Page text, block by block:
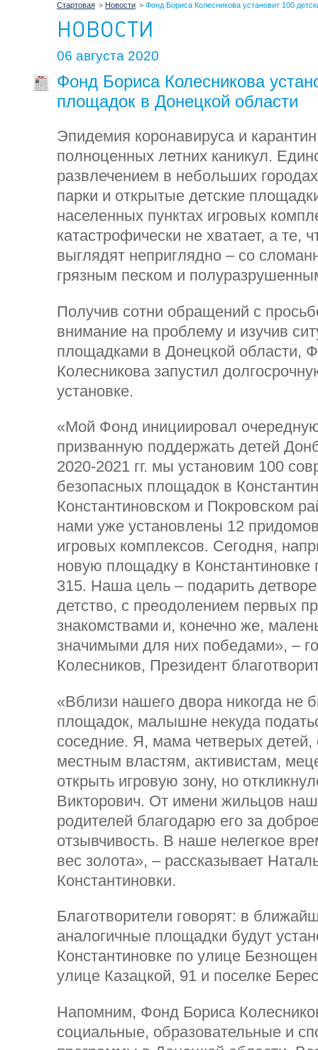
Стартовая Новости Фонд Бориса Колесникова установит 100
НОВОСТИ
06 августа 2020
Фонд Бориса Колесникова
площадок в Донецкой области
Эпидемия коронавируса и
полноценных летних каникул.
развлечением в небольших
парки и открытые детские
населенных пунктах игровых
катастрофически не хватает, а те,
выглядят неприглядно – со
грязным песком и
Получив сотни обращений с
внимание на проблему и изучив
площадками в Донецкой области,
Колесникова запустил
установке.
«Мой Фонд инициировал
призванную поддержать детей
2020-2021 гг. мы установим 100
безопасных площадок в
Константиновском и Покровском
нами уже установлены 12
игровых комплексов. Сегодня,
новую площадку в
315. Наша цель – подарить
детство, с преодолением первых
знакомствами и, конечно же,
значимыми для них победами», –
Колесников, Президент
«Вблизи нашего двора никогда не
площадок, малышне некуда
соседние. Я, мама четверых
местным властям, активистам,
открыть игровую зону, но
Викторович. От имени жильцов
родителей благодарю его за
отзывчивость. В наше нелегкое
вес золота», – рассказывает
Константиновки.
Благотворители говорят: в
аналогичные площадки будут
Константиновке по улице
улице Казацкой, 91 и поселке
Напомним, Фонд Бориса
социальные, образовательные и